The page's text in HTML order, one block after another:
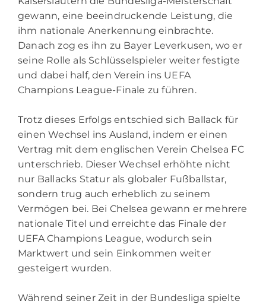
gewann, eine beeindruckende Leistung, die
ihm nationale Anerkennung einbrachte.
Danach zog es ihn zu Bayer Leverkusen, wo er
seine Rolle als Schlüsselspieler weiter festigte
und dabei half, den Verein ins UEFA
Champions League-Finale zu führen.
Trotz dieses Erfolgs entschied sich Ballack für
einen Wechsel ins Ausland, indem er einen
Vertrag mit dem englischen Verein Chelsea FC
unterschrieb. Dieser Wechsel erhöhte nicht
nur Ballacks Statur als globaler Fußballstar,
sondern trug auch erheblich zu seinem
Vermögen bei. Bei Chelsea gewann er mehrere
nationale Titel und erreichte das Finale der
UEFA Champions League, wodurch sein
Marktwert und sein Einkommen weiter
gesteigert wurden.
Während seiner Zeit in der Bundesliga spielte